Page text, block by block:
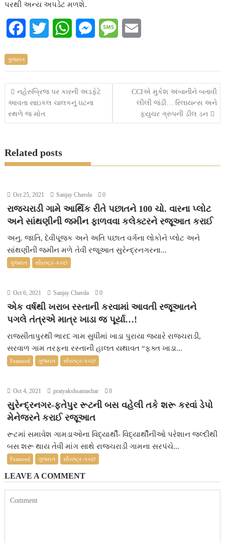
પરથી અન્ય અપડેટ મળશે.
c
e
b
o
k
t
t
e
W
t
s
A
p
M
s
n
M
s
g
i
l
ગુજરાત
Post
navigation
નહેરુબ્રિજ પર કારની અડફેટે
આવતા સાઇકલ ચાલકનું ઘટના
સ્થળે જ મોત
CCIએ મુકેશ અંબાનીને બતાવી
લીલી જંડી… રિલાયન્સ અને
ફ્યુચર ગ્રુપની ડીલ ડન
Related posts
Oct 25, 2021 Sanjay Chavda 0
રાજચરાડી ગામે આર્થિક રીતે પછાતને 100 ચો. વારના પ્લોટ
અને સાંથણીની જમીન ફાળવવા કલેક્ટરને રજૂઆત કરાઈ
અનુ. જાતિ, દેવીપૂજક અને અતિ પછાત વર્ગના લોકોને પ્લોટ અને
સાંથણીની જમીન મળે તેવી રજૂઆત સુરેન્દ્રનગરના...
ગુજરાત સૌરાષ્ટ્ર-કચ્છ
Oct 6, 2021 Sanjay Chavda 0
એક વર્ષથી ખરાબ રસ્તાની કરવામાં આવતી રજૂઆતને
પગલે તંત્રએ માત્ર ખાડા જ પૂર્યા…!
રાજસીતાપુરથી ભારદ ગામ સુધીમાં ખાડા પુરાયા જ્યારે રાજચરાડી,
સરવાળ ગામ તરફના રસ્તાની હાલત યથાવત “ફક્ત ખાડા...
Featured ગુજરાત સૌરાષ્ટ્ર-કચ્છ
Oct 4, 2021 pratyakshsamachar 0
સુરેન્દ્રનગર-ફતેપુર રૂટની બસ વહેલી તકે શરૂ કરવાં ડેપો
મેનેજરને કરાઈ રજૂઆત
રૂટમાં સમાવેશ ગામડાઓના વિદ્યાર્થી- વિદ્યાર્થીનીઓ પરેશાન જલ્દીથી
બસ શરૂ થાય તેવી માંગ સાથે રાજચરાડી ગામના સરપંચે...
Featured ગુજરાત સૌરાષ્ટ્ર-કચ્છ
LEAVE A COMMENT